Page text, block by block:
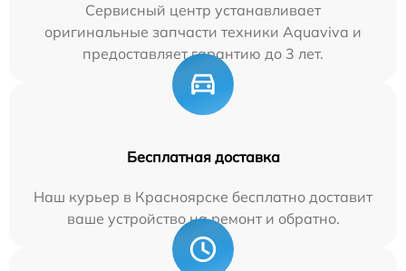
Сервисный центр устанавливает
оригинальные запчасти техники Aquaviva и
предоставляет гарантию до 3 лет.
Бесплатная доставка
Наш курьер в Красноярске бесплатно доставит
ваше устройство на ремонт и обратно.